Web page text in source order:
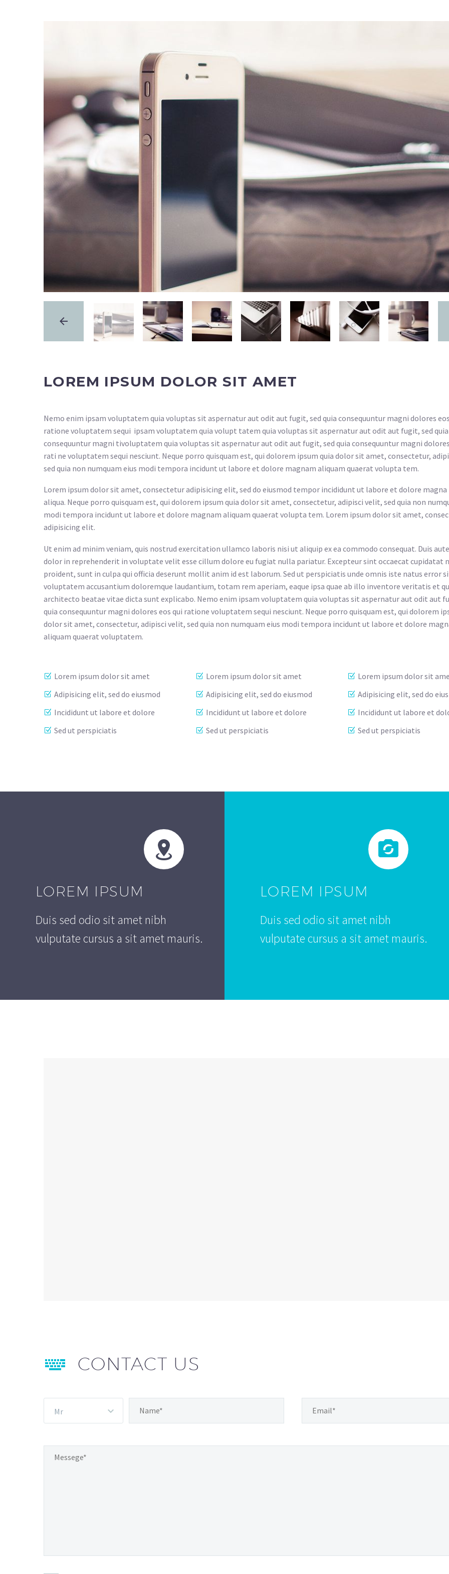
LOREM IPSUM DOLOR SIT AMET
Nemo enim ipsam voluptatem quia voluptas sit aspernatur aut odit aut fugit, sed quia consequuntur magni dolores
ratione voluptatem sequi ipsam voluptatem quia volupt tatem quia voluptas sit aspernatur aut odit aut fugit, sed quia
consequuntur magni tivoluptatem quia voluptas sit aspernatur aut odit aut fugit, sed quia consequuntur magni
rati ne voluptatem sequi nesciunt. Neque porro quisquam est, qui dolorem ipsum quia dolor sit amet, consectetur,
sed quia non numquam eius modi tempora incidunt ut labore et dolore magnam aliquam quaerat volupta tem.
Lorem ipsum dolor sit amet, consectetur adipisicing elit, sed do eiusmod tempor incididunt ut labore et dolore magna
aliqua. Neque porro quisquam est, qui dolorem ipsum quia dolor sit amet, consectetur, adipisci velit, sed quia non
modi tempora incidunt ut labore et dolore magnam aliquam quaerat volupta tem. Lorem ipsum dolor sit amet,
adipisicing elit.
Ut enim ad minim veniam, quis nostrud exercitation ullamco laboris nisi ut aliquip ex ea commodo consequat. Duis
dolor in reprehenderit in voluptate velit esse cillum dolore eu fugiat nulla pariatur. Excepteur sint occaecat cupidatat
proident, sunt in culpa qui officia deserunt mollit anim id est laborum. Sed ut perspiciatis unde omnis iste natus error
voluptatem accusantium doloremque laudantium, totam rem aperiam, eaque ipsa quae ab illo inventore veritatis et
architecto beatae vitae dicta sunt explicabo. Nemo enim ipsam voluptatem quia voluptas sit aspernatur aut odit aut
quia consequuntur magni dolores eos qui ratione voluptatem sequi nesciunt. Neque porro quisquam est, qui dolorem
dolor sit amet, consectetur, adipisci velit, sed quia non numquam eius modi tempora incidunt ut labore et dolore
aliquam quaerat voluptatem.
Lorem ipsum dolor sit amet
Adipisicing elit, sed do eiusmod
Incididunt ut labore et dolore
Sed ut perspiciatis
Lorem ipsum dolor sit amet
Adipisicing elit, sed do eiusmod
Incididunt ut labore et dolore
Sed ut perspiciatis
Lorem ipsum dolor sit
Adipisicing elit, sed do
Incididunt ut labore et
Sed ut perspiciatis


LOREM IPSUM
Duis sed odio sit amet nibh
vulputate cursus a sit amet mauris.


LOREM IPSUM
Duis sed odio sit amet nibh
vulputate cursus a sit amet mauris.

 CONTACT US
Mr